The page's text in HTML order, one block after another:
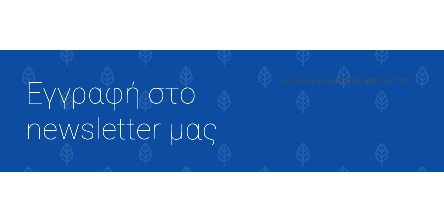
Εγγραφή στο
newsletter μας
Oops! We could not locate your form.